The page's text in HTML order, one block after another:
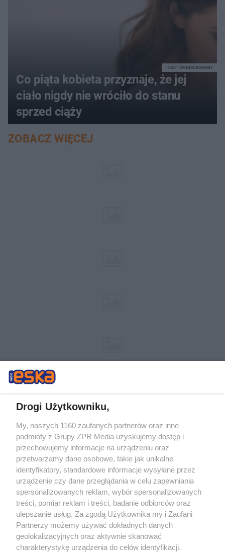
Co piąta kobieta przyznaje, że jej
ciało nigdy nie wróciło do stanu
sprzed ciąży
TEKST SPONSOROWANY
ZOBACZ WIĘCEJ
Żaden utwór zamieszczony w serwisie nie może być powielany i
rozpowszechniany lub dalej rozpowszechniany w jakikolwiek sposób (w
tym także elektroniczny lub mechaniczny) na jakimkolwiek polu
eksploatacji w jakiejkolwiek formie, włącznie z umieszczaniem w
Internecie bez pisemnej zgody właściciela praw. Jakiekolwiek użycie lub
wykorzystanie utworów w całości lub w części z naruszeniem prawa,
tzn. bez właściwej zgody, jest zabronione pod groźbą kary i może być
ścigane prawnie.
Drogi Użytkowniku,
My, naszych 1160 zaufanych partnerów oraz inne
podmioty z Grupy ZPR Media uzyskujemy dostęp i
przechowujemy informacje na urządzeniu oraz
przetwarzamy dane osobowe, takie jak unikalne
identyfikatory, standardowe informacje wysyłane przez
urządzenie czy dane przeglądania w celu zapewniania
spersonalizowanych reklam, wybór spersonalizowanych
treści, pomiar reklam i treści, badanie odbiorców oraz
ulepszanie usług. Za zgodą Użytkownika my i Zaufani
Partnerzy możemy używać dokładnych danych
geolokalizacyjnych oraz aktywnie skanować
charakterystykę urządzenia do celów identyfikacji.